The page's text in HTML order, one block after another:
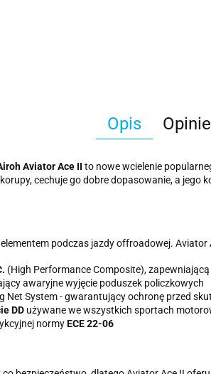
Opis
Aviator Ace II to nowe wcielenie
cechuje go dobre dopasowanie, a
podczas jazdy offroadowej. Aviator
(High Performance Composite),
awaryjne wyjęcie poduszek policzkowych
Net System - gwarantujący ochronę przed
DD używane we wszystkich sportach
normyECE 22-06